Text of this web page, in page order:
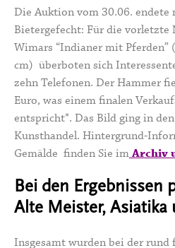
Die Auktion vom 30.06.
Bietergefecht: Für die vorletzte
Wimars “Indianer mit Pferden”
cm) überboten sich
zehn Telefonen. Der Hammer
Euro, was einem finalen
entspricht*. Das Bild ging in
Kunsthandel. Hintergrund-
Gemälde finden Sie imArchiv
Bei den Ergebnissen
Alte Meister, Asiatika
Insgesamt wurden bei der